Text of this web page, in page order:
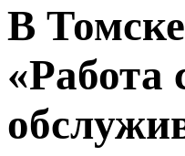
В
«Работа